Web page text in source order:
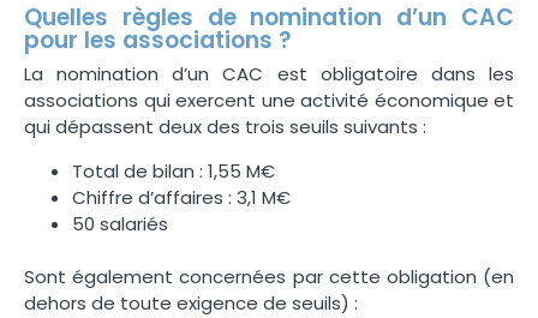
Quelles règles de nomination d’un CAC
pour les associations ?
La nomination d’un CAC est obligatoire dans les
associations qui exercent une activité économique et
qui dépassent deux des trois seuils suivants :
Total de bilan : 1,55 M€
Chiffre d’affaires : 3,1 M€
50 salariés
Sont également concernées par cette obligation (en
dehors de toute exigence de seuils) :